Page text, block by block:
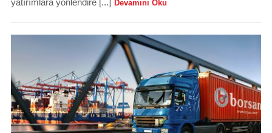
Devamını Oku